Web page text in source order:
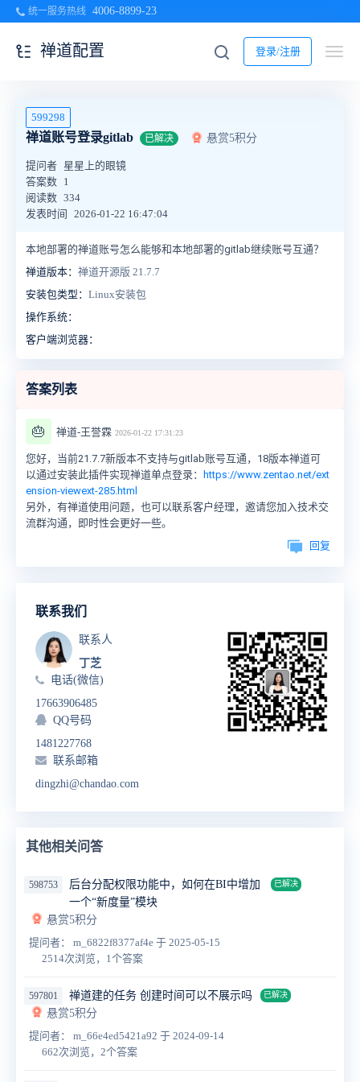
统一服务热线 4006-8899-23
登录/注册
禅道配置
599298
禅道账号登录gitlab 已解决 悬赏5积分
提问者 星星上的眼镜
答案数 1
阅读数 334
发表时间
2026-01-22 16:47:04
本地部署的禅道账号怎么能够和本地部署的gitlab继续账号互通？
禅道版本： 禅道开源版 21.7.7
安装包类型： Linux安装包
操作系统：
客户端浏览器：
答案列表
🎂 禅道-王誉霖 2026-01-22 17:31:23
您好，当前21.7.7新版本不支持与gitlab账号互通，18版本禅道可
以通过安装此插件实现禅道单点登录：
https://www.zentao.net/ext
ension-viewext-285.html
另外，有禅道使用问题，也可以联系客户经理，邀请您加入技术交
流群沟通，即时性会更好一些。
回复
联系我们
联系人
丁芝
电话(微信)
17663906485
QQ号码
1481227768
联系邮箱
dingzhi@chandao.com
其他相关问答
598753
后台分配权限功能中，如何在BI中增加
一个“新度量”模块
已解决
悬赏5积分
提问者： m_6822f8377af4e 于 2025-05-15
2514次浏览，1个答案
597801 禅道建的任务 创建时间可以不展示吗 已解决
悬赏5积分
提问者： m_66e4ed5421a92 于 2024-09-14
662次浏览，2个答案